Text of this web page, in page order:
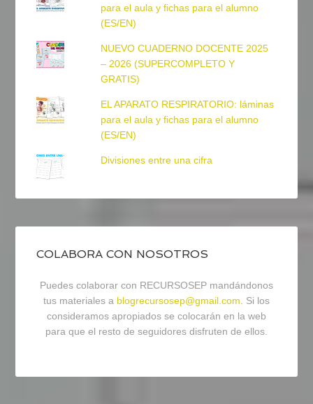
para el aula y fichas para el alumno
(ES/EN)
NUEVO CUADERNO DOCENTE 2025
– 2026 (SUPERCOMPLETO Y
GRATIS)
EL APARATO RESPIRATORIO: láminas
para el aula y fichas para el alumno
(ES/EN)
Divisiones entre una cifra
COLABORA CON NOSOTROS
Puedes colaborar con RECURSOSEP mandándonos
tus materiales a blogrecursosep@gmail.com . Si los
consideramos apropiados se colocarán en la web
para que el resto de seguidores disfruten de ellos.